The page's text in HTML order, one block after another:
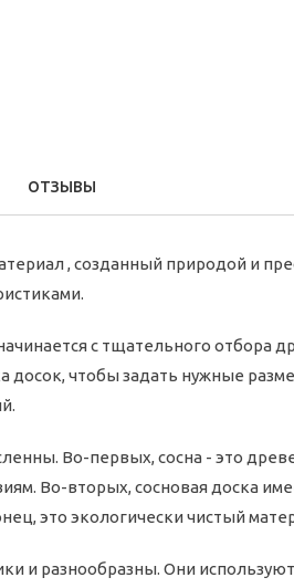
ОТЗЫВЫ
, созданный природой и
с тщательного
досок, чтобы задать нужные
Во-первых, сосна - это
Во-вторых, сосновая доска
это экологически чистый
и разнообразны. Они